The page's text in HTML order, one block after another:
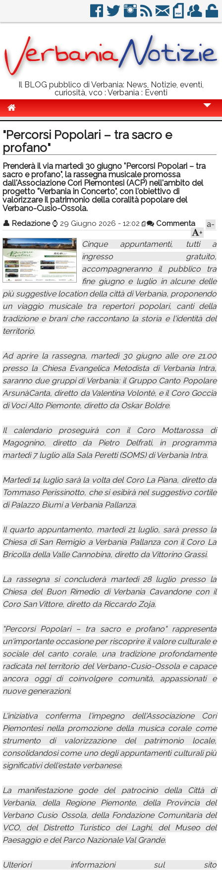
Il BLOG pubblico di Verbania: News, Notizie, eventi,
curiosità, vco : Verbania : Eventi
Politica
Sport
Eventi
Info Utili
Rubriche
Calendario
Annunci
"Percorsi Popolari – tra sacro e
profano"
Prenderà il via martedì 30 giugno "Percorsi Popolari – tra
sacro e profano", la rassegna musicale promossa
dall'Associazione Cori Piemontesi (ACP) nell'ambito del
progetto "Verbania in Concerto", con l'obiettivo di
valorizzare il patrimonio della coralità popolare del
Verbano-Cusio-Ossola.
👤 Redazione ⌚ 29 Giugno 2026 - 12:02 Commenta
a-
+
Cinque appuntamenti, tutti a
ingresso gratuito,
accompagneranno il pubblico tra
fine giugno e luglio in alcune delle
più suggestive location della città di Verbania, proponendo
un viaggio musicale tra repertori popolari, canti della
tradizione e brani che raccontano la storia e l'identità del
territorio.
Ad aprire la rassegna, martedì 30 giugno alle ore 21.00
presso la Chiesa Evangelica Metodista di Verbania Intra,
saranno due gruppi di Verbania: il Gruppo Canto Popolare
ArsunàCanta, diretto da Valentina Volontè, e il Coro Goccia
di Voci Alto Piemonte, diretto da Oskar Boldre.
Il calendario proseguirà con il Coro Mottarossa di
Magognino, diretto da Pietro Delfrati, in programma
martedì 7 luglio alla Sala Peretti (SOMS) di Verbania Intra.
Martedì 14 luglio sarà la volta del Coro La Piana, diretto da
Tommaso Perissinotto, che si esibirà nel suggestivo cortile
di Palazzo Biumi a Verbania Pallanza.
Il quarto appuntamento, martedì 21 luglio, sarà presso la
Chiesa di San Remigio a Verbania Pallanza con il Coro La
Bricolla della Valle Cannobina, diretto da Vittorino Grassi.
La rassegna si concluderà martedì 28 luglio presso la
Chiesa del Buon Rimedio di Verbania Cavandone con il
Coro San Vittore, diretto da Riccardo Zoja.
"Percorsi Popolari – tra sacro e profano" rappresenta
un'importante occasione per riscoprire il valore culturale e
sociale del canto corale, una tradizione profondamente
radicata nel territorio del Verbano-Cusio-Ossola e capace
ancora oggi di coinvolgere comunità, appassionati e
nuove generazioni.
L'iniziativa conferma l'impegno dell'Associazione Cori
Piemontesi nella promozione della musica corale come
strumento di valorizzazione del patrimonio locale,
consolidandosi come uno degli appuntamenti culturali più
significativi dell'estate verbanese.
La manifestazione gode del patrocinio della Città di
Verbania, della Regione Piemonte, della Provincia del
Verbano Cusio Ossola, della Fondazione Comunitaria del
VCO, del Distretto Turistico dei Laghi, del Museo del
Paesaggio e del Parco Nazionale Val Grande.
Ulteriori informazioni sul sito